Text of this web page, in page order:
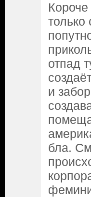
только
отпад
и
бла.